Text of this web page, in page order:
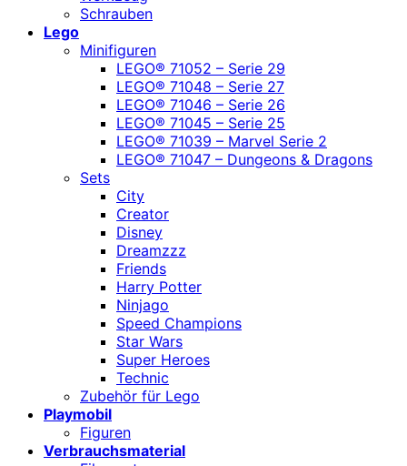
Schrauben
Lego
Minifiguren
LEGO® 71052 – Serie 29
LEGO® 71048 – Serie 27
LEGO® 71046 – Serie 26
LEGO® 71045 – Serie 25
LEGO® 71039 – Marvel Serie 2
LEGO® 71047 – Dungeons & Dragons
Sets
City
Creator
Disney
Dreamzzz
Friends
Harry Potter
Ninjago
Speed Champions
Star Wars
Super Heroes
Technic
Zubehör für Lego
Playmobil
Figuren
Verbrauchsmaterial